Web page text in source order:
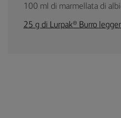
100 ml di marmellata di
25 g di Lurpak® Burro